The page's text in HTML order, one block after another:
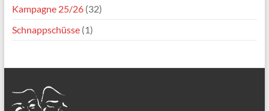
Kampagne 25/26(32)
Schnappschüsse(1)